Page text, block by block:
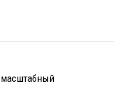
масштабный